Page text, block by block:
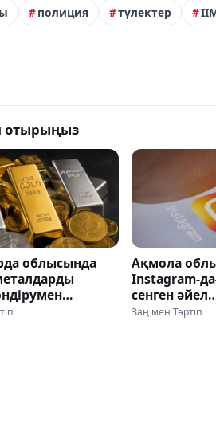
полиция түлектер
отырыңыз
облысында
қылмыстық
Ақмола
Instagram-
сенген әйел
Заң мен Тәртіп